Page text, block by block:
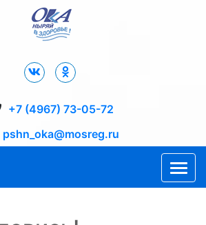
+7 (4967) 73-05-72
pshn_oka@mosreg.ru